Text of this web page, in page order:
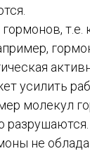
усилить
молекул
не